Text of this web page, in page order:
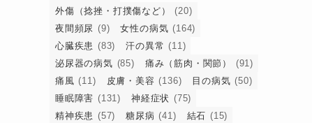
外傷（捻挫・打撲傷など）
(20)
夜間頻尿 (9) 女性の病気 (164)
心臓疾患 (83) 汗の異常 (11)
泌尿器の病気 (85) 痛み（筋肉・関節）
(91)
痛風 (11) 皮膚・美容 (136) 目の病気 (50)
睡眠障害 (131) 神経症状 (75)
精神疾患 (57) 糖尿病 (41) 結石 (15)